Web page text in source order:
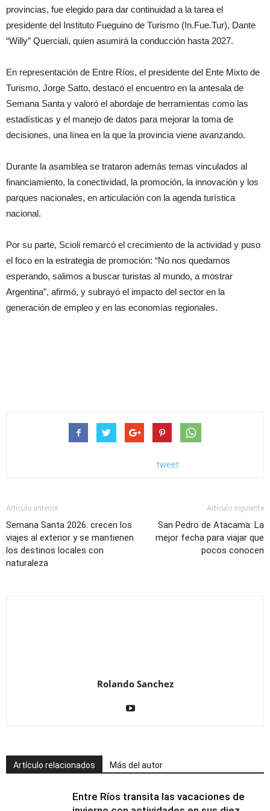
provincias, fue elegido para dar continuidad a la tarea el
presidente del Instituto Fueguino de Turismo (In.Fue.Tur), Dante
“Willy” Querciali, quien asumirá la conducción hasta 2027.
En representación de Entre Ríos, el presidente del Ente Mixto de
Turismo, Jorge Satto, destacó el encuentro en la antesala de
Semana Santa y valoró el abordaje de herramientas como las
estadísticas y el manejo de datos para mejorar la toma de
decisiones, una línea en la que la provincia viene avanzando.
Durante la asamblea se trataron además temas vinculados al
financiamiento, la conectividad, la promoción, la innovación y los
parques nacionales, en articulación con la agenda turística
nacional.
Por su parte, Scioli remarcó el crecimiento de la actividad y puso
el foco en la estrategia de promoción: “No nos quedamos
esperando, salimos a buscar turistas al mundo, a mostrar
Argentina”, afirmó, y subrayó el impacto del sector en la
generación de empleo y en las economías regionales.
tweet
Artículo anterior
Semana Santa 2026: crecen los
viajes al exterior y se mantienen
los destinos locales con
naturaleza
Artículo siguiente
San Pedro de Atacama: La
mejor fecha para viajar que
pocos conocen
Rolando Sanchez
Artículo relacionados Más del autor
Entre Ríos transita las vacaciones de